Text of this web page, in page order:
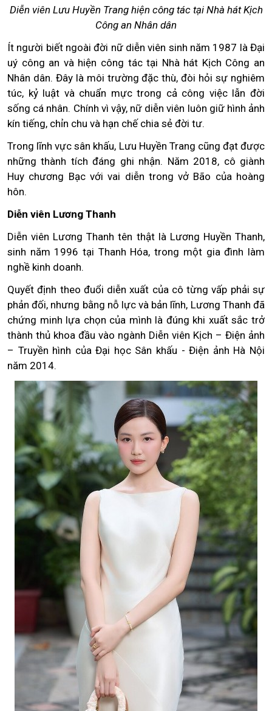
Diễn viên Lưu Huyền Trang hiện công tác tại Nhà hát Kịch
Công an Nhân dân
Ít người biết ngoài đời nữ diễn viên sinh năm 1987 là Đại
uý công an và hiện công tác tại Nhà hát Kịch Công an
Nhân dân. Đây là môi trường đặc thù, đòi hỏi sự nghiêm
túc, kỷ luật và chuẩn mực trong cả công việc lẫn đời
sống cá nhân. Chính vì vậy, nữ diễn viên luôn giữ hình ảnh
kín tiếng, chỉn chu và hạn chế chia sẻ đời tư.
Trong lĩnh vực sân khấu, Lưu Huyền Trang cũng đạt được
những thành tích đáng ghi nhận. Năm 2018, cô giành
Huy chương Bạc với vai diễn trong vở Bão của hoàng
hôn.
Diễn viên Lương Thanh
Diễn viên Lương Thanh tên thật là Lương Huyền Thanh,
sinh năm 1996 tại Thanh Hóa, trong một gia đình làm
nghề kinh doanh.
Quyết định theo đuổi diễn xuất của cô từng vấp phải sự
phản đối, nhưng bằng nỗ lực và bản lĩnh, Lương Thanh đã
chứng minh lựa chọn của mình là đúng khi xuất sắc trở
thành thủ khoa đầu vào ngành Diễn viên Kịch – Điện ảnh
– Truyền hình của Đại học Sân khấu - Điện ảnh Hà Nội
năm 2014.